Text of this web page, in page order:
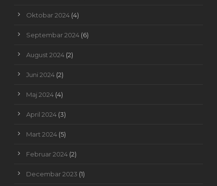
Oktobar 2024 (4)
Septembar 2024 (6)
August 2024 (2)
Juni 2024 (2)
Maj 2024 (4)
April 2024 (3)
Mart 2024 (5)
Februar 2024 (2)
Decembar 2023 (1)